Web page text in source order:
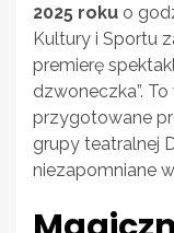
2025 roku o
Kultury i Sportu
premierę
dzwoneczka”.
przygotowane
grupy teatralnej
niezapomniane